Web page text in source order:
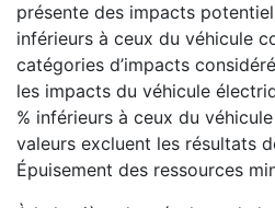
présente des impacts
inférieurs à ceux du véhicule
catégories d’impacts
les impacts du véhicule
% inférieurs à ceux du
valeurs excluent les résultats
Épuisement des ressources